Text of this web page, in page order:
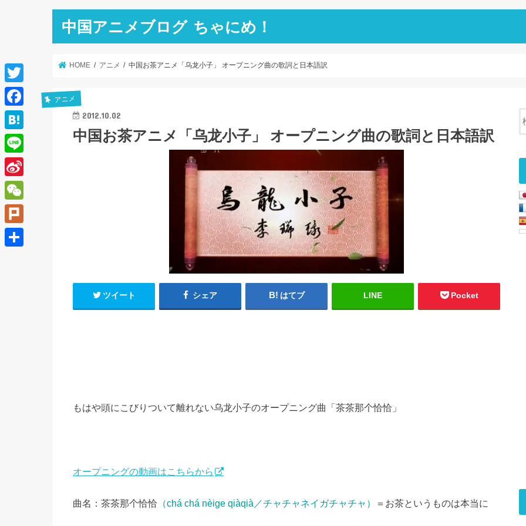
中国アニメブログ ちゃにめ！
HOME アニメ 中国お茶アニメ「乌龙小子」 オープニング曲の歌詞と日本語訳
アニメ
2012.10.02
中国お茶アニメ「乌龙小子」 オープニング曲の歌詞と日本語訳
ツイート シェア はてブ LINE Pocket
もはや頭にこびりついて離れない乌龙小子のオープニング曲「茶茶那个恰恰」
オープニングの動画はこちらから
曲名：茶茶那个恰恰 （chá chá nèige qiàqià／チャチャネイガチャチャ） ＝お茶というものは本当に
T
w
i
t
e
r
F
a
c
e
b
o
o
k
H
a
t
e
a
L
i
n
e
S
i
n
a
W
e
C
P